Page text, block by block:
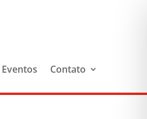
Eventos Contato